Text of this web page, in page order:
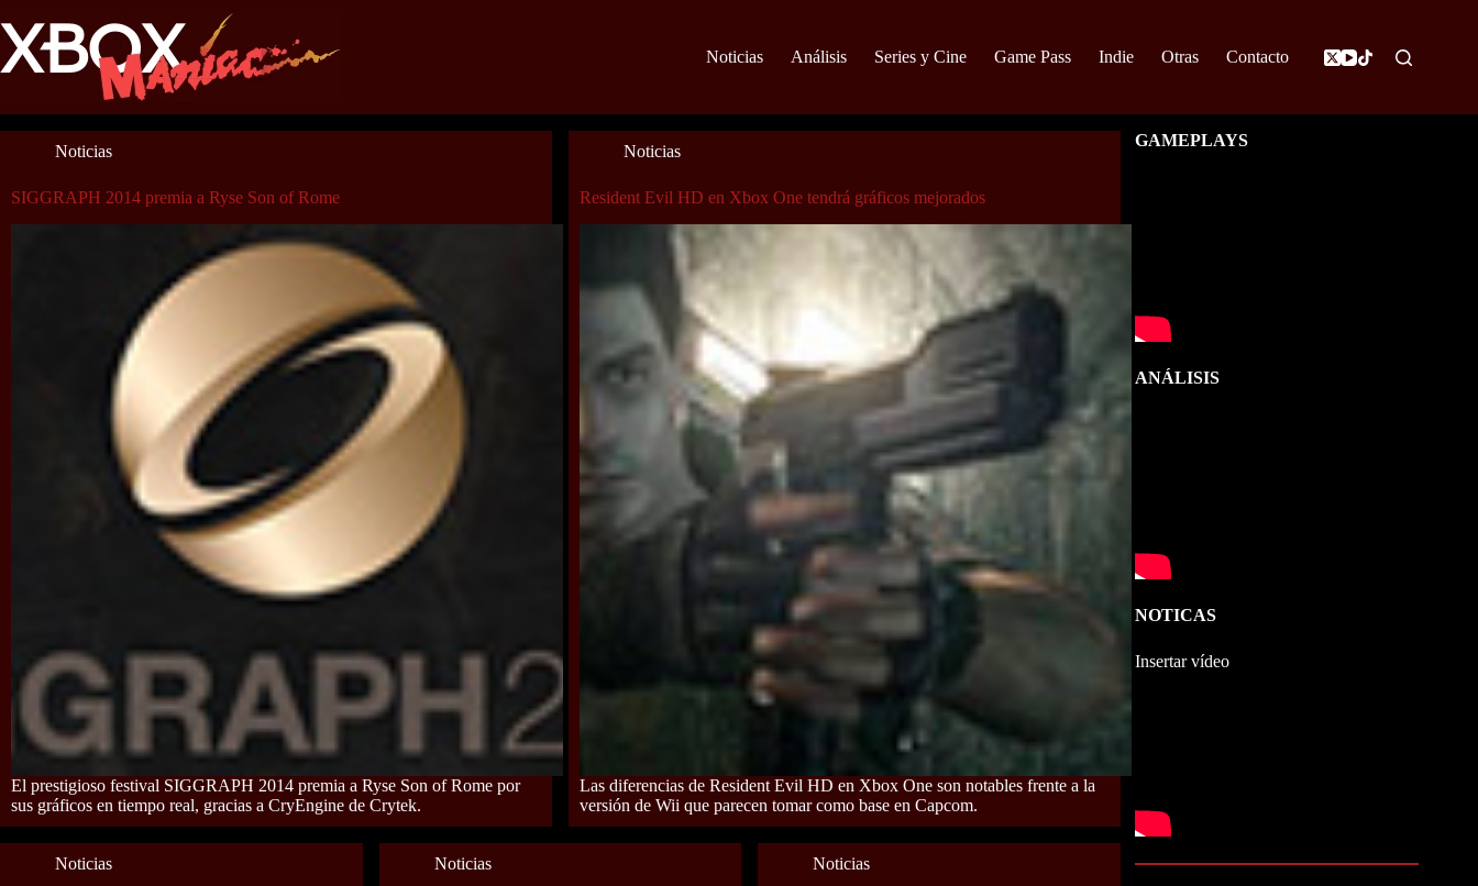
al
contenido
Noticias Análisis Series y Cine Game Pass Indie Otras Contacto
Noticias
SIGGRAPH 2014 premia a Ryse Son of Rome
El prestigioso festival SIGGRAPH 2014 premia a Ryse Son of Rome por
sus gráficos en tiempo real, gracias a CryEngine de Crytek.
Noticias
Resident Evil HD en Xbox One tendrá gráficos mejorados
Las diferencias de Resident Evil HD en Xbox One son notables frente a la
versión de Wii que parecen tomar como base en Capcom.
Noticias Noticias Noticias
GAMEPLAYS
ANÁLISIS
NOTICAS
Insertar vídeo